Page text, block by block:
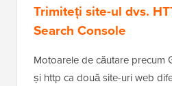
Trimiteți site-ul dvs.
Search Console
Motoarele de căutare precum
și http ca două site-uri web